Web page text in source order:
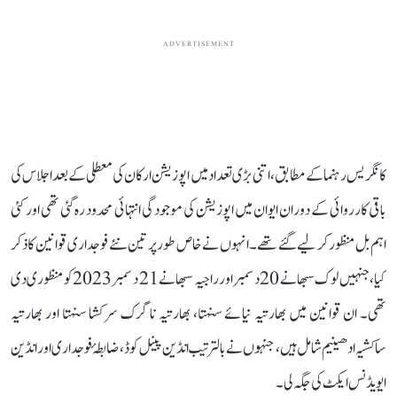
ADVERTISEMENT
کانگریس رہنما کے مطابق، اتنی بڑی تعداد میں اپوزیشن ارکان کی معطلی کے بعد اجلاس کی
باقی کارروائی کے دوران ایوان میں اپوزیشن کی موجودگی انتہائی محدود رہ گئی تھی اور کئی
اہم بل منظور کر لیے گئے تھے۔ انہوں نے خاص طور پر تین نئے فوجداری قوانین کا ذکر
کیا، جنہیں لوک سبھا نے 20 دسمبر اور راجیہ سبھا نے 21 دسمبر 2023 کو منظوری دی
تھی۔ ان قوانین میں بھارتیہ نیائے سنہتا، بھارتیہ ناگرک سرکشا سنہتا اور بھارتیہ
ساکشیہ ادھینیم شامل ہیں، جنہوں نے بالترتیب انڈین پینل کوڈ، ضابطۂ فوجداری اور انڈین
ایویڈنس ایکٹ کی جگہ لی۔